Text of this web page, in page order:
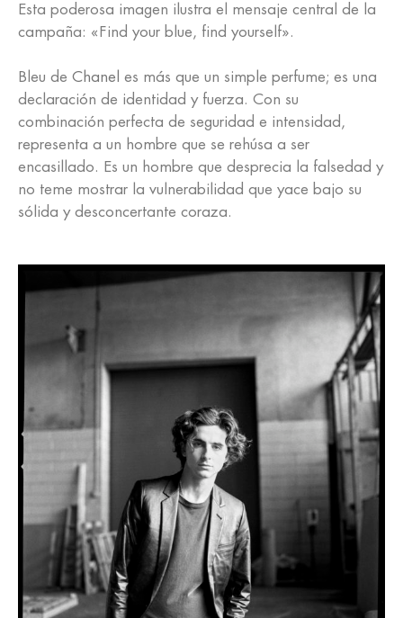
Esta poderosa imagen ilustra el mensaje central de la
campaña: «Find your blue, find yourself».
Bleu de Chanel es más que un simple perfume; es una
declaración de identidad y fuerza. Con su
combinación perfecta de seguridad e intensidad,
representa a un hombre que se rehúsa a ser
encasillado. Es un hombre que desprecia la falsedad y
no teme mostrar la vulnerabilidad que yace bajo su
sólida y desconcertante coraza.